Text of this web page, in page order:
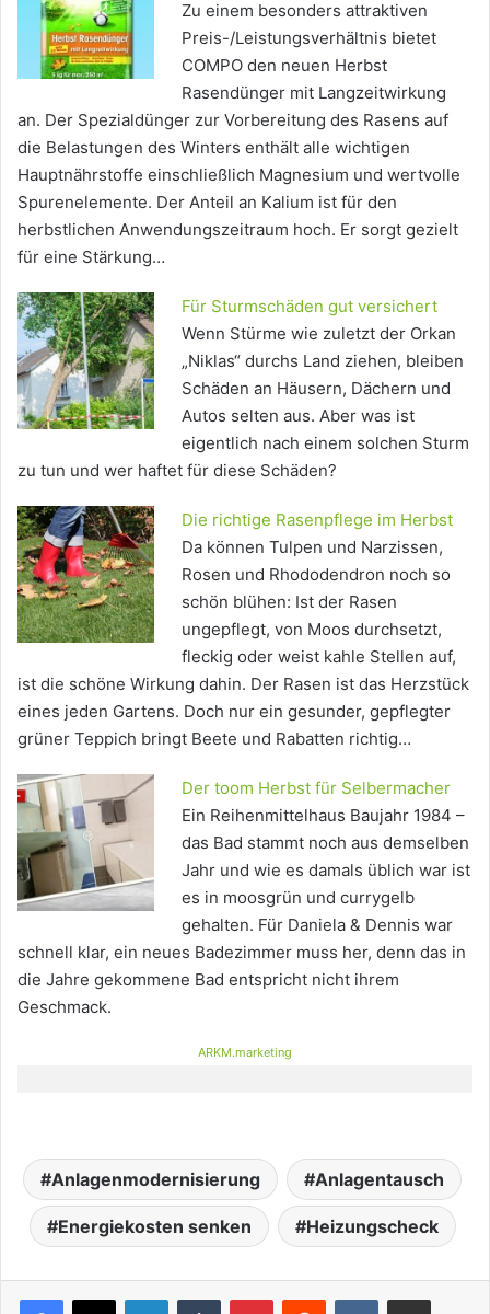
Zu einem besonders attraktiven
Preis-/Leistungsverhältnis bietet
COMPO den neuen Herbst
Rasendünger mit Langzeitwirkung
an. Der Spezialdünger zur Vorbereitung des Rasens auf
die Belastungen des Winters enthält alle wichtigen
Hauptnährstoffe einschließlich Magnesium und wertvolle
Spurenelemente. Der Anteil an Kalium ist für den
herbstlichen Anwendungszeitraum hoch. Er sorgt gezielt
für eine Stärkung…
Für Sturmschäden gut versichert
Wenn Stürme wie zuletzt der Orkan
„Niklas“ durchs Land ziehen, bleiben
Schäden an Häusern, Dächern und
Autos selten aus. Aber was ist
eigentlich nach einem solchen Sturm
zu tun und wer haftet für diese Schäden?
Die richtige Rasenpflege im Herbst
Da können Tulpen und Narzissen,
Rosen und Rhododendron noch so
schön blühen: Ist der Rasen
ungepflegt, von Moos durchsetzt,
fleckig oder weist kahle Stellen auf,
ist die schöne Wirkung dahin. Der Rasen ist das Herzstück
eines jeden Gartens. Doch nur ein gesunder, gepflegter
grüner Teppich bringt Beete und Rabatten richtig…
Der toom Herbst für Selbermacher
Ein Reihenmittelhaus Baujahr 1984 –
das Bad stammt noch aus demselben
Jahr und wie es damals üblich war ist
es in moosgrün und currygelb
gehalten. Für Daniela & Dennis war
schnell klar, ein neues Badezimmer muss her, denn das in
die Jahre gekommene Bad entspricht nicht ihrem
Geschmack.
ARKM.marketing
Anlagenmodernisierung Anlagentausch
Energiekosten senken Heizungscheck